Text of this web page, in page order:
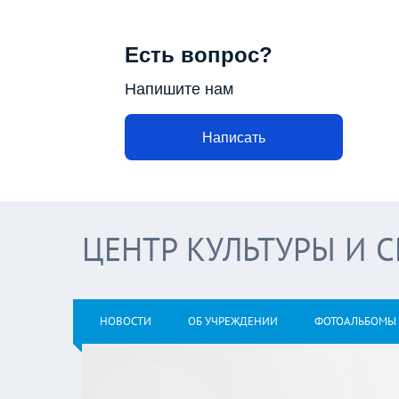
Есть вопрос?
Напишите нам
Написать
ЦЕНТР КУЛЬТУРЫ И
НОВОСТИ ОБ УЧРЕЖДЕНИИ ФОТОАЛЬБОМЫ